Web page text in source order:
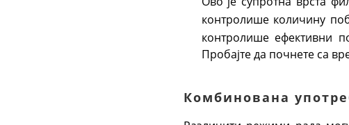
контролише количину
контролише ефективни
Пробајте да почнете са
Комбинована